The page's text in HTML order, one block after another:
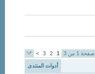
صفحة 1 من 3 1
2
3
>
أدوات المنتدى